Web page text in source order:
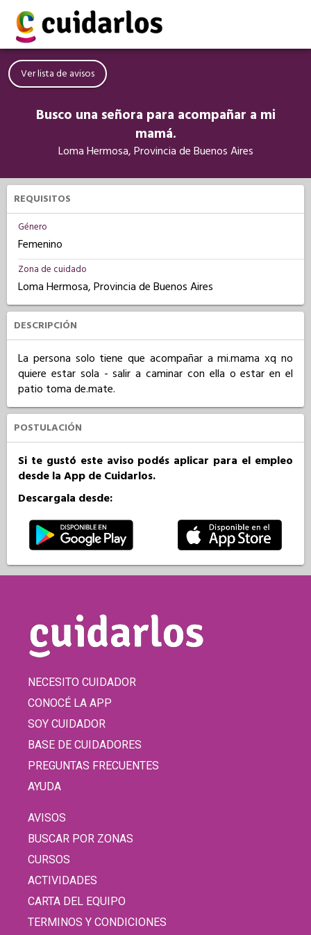
Ver lista de avisos
Busco una señora para acompañar a mi
mamá.
Loma Hermosa, Provincia de Buenos Aires
REQUISITOS
Género
Femenino
Zona de cuidado
Loma Hermosa, Provincia de Buenos Aires
DESCRIPCIÓN
La persona solo tiene que acompañar a mi.mama xq no
quiere estar sola - salir a caminar con ella o estar en el
patio toma de.mate.
POSTULACIÓN
Si te gustó este aviso podés aplicar para el empleo
desde la App de Cuidarlos.
Descargala desde:
NECESITO CUIDADOR
CONOCÉ LA APP
SOY CUIDADOR
BASE DE CUIDADORES
PREGUNTAS FRECUENTES
AYUDA
AVISOS
BUSCAR POR ZONAS
CURSOS
ACTIVIDADES
CARTA DEL EQUIPO
TERMINOS Y CONDICIONES